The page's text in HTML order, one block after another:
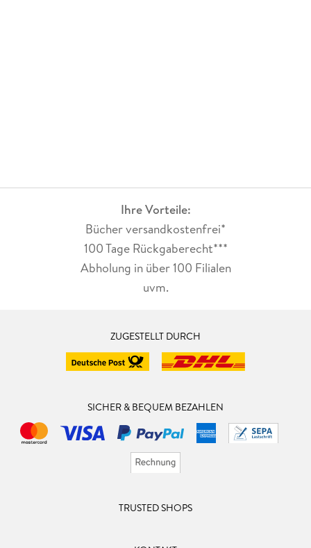
Ihre Vorteile:
Bücher versandkostenfrei*
100 Tage Rückgaberecht***
Abholung in über 100 Filialen
uvm.
ZUGESTELLT DURCH
SICHER & BEQUEM BEZAHLEN
TRUSTED SHOPS